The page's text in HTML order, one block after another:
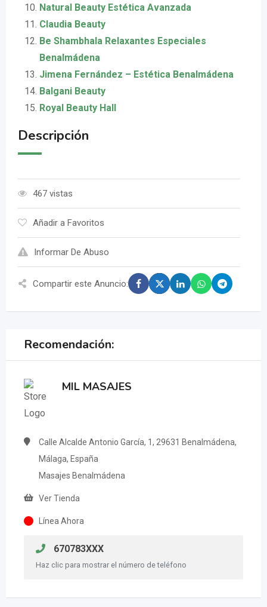
Natural Beauty Estética Avanzada
Claudia Beauty
Be Shambhala Relaxantes Especiales
Benalmádena
Jimena Fernández – Estética Benalmádena
Balgani Beauty
Royal Beauty Hall
Descripción
467 vistas
Añadir a Favoritos
Informar De Abuso
Compartir este Anuncio:
Recomendación:
MIL MASAJES
Calle Alcalde Antonio García, 1, 29631 Benalmádena,
Málaga, España
Masajes Benalmádena
Ver Tienda
Línea Ahora
670783XXX
Haz clic para mostrar el número de teléfono